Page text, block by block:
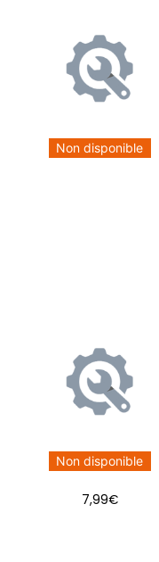
Non disponible
Non disponible
7,99€